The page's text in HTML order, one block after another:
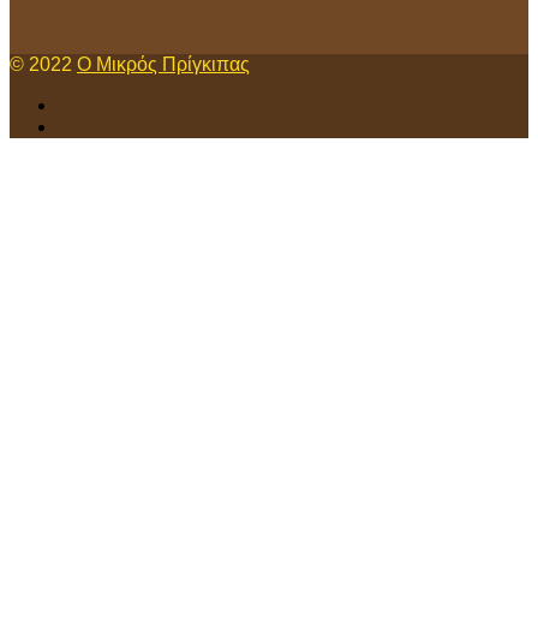
© 2022 Ο Μικρός Πρίγκιπας